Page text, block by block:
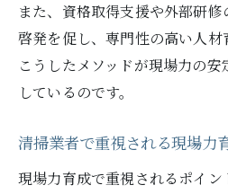
また、資格取得支援や外部研
啓発を促し、専門性の高い人材
こうしたメソッドが現場力の
しているのです。
清掃業者で重視される現場力
現場力育成で重視されるポイ